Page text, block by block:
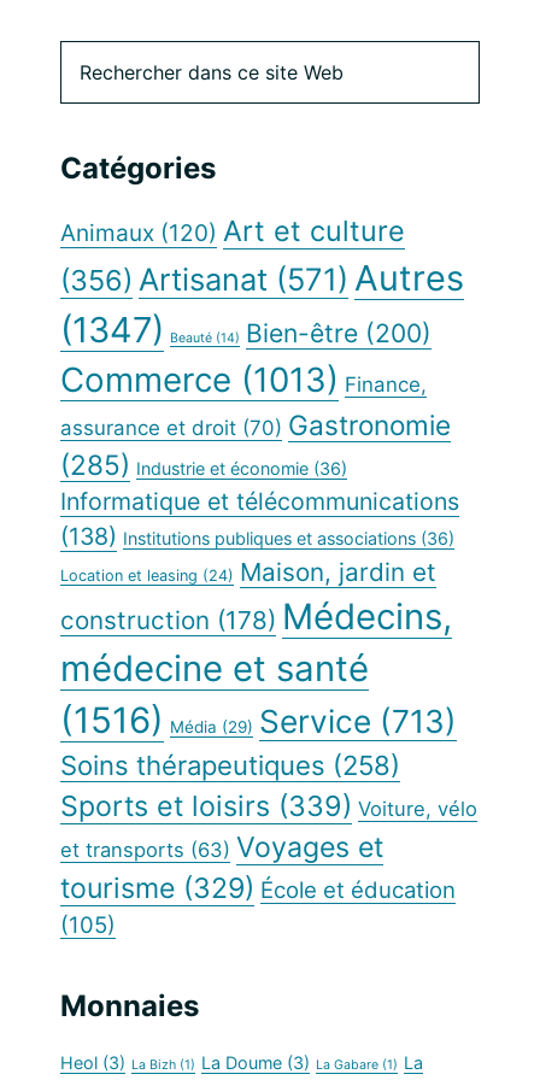
Barre
latérale
principale
dans
Web
Catégories
Animaux (120) Art et culture
(356) Artisanat (571) Autres
(1347)
Beauté (14) Bien-être (200)
Commerce (1013) Finance,
assurance et droit (70) Gastronomie
(285) Industrie et économie (36)
Informatique et télécommunications
(138) Institutions publiques et associations (36)
Location et leasing (24) Maison, jardin et
construction (178) Médecins,
médecine et santé
(1516) Média (29) Service (713)
Soins thérapeutiques (258)
Sports et loisirs (339) Voiture, vélo
et transports (63) Voyages et
tourisme (329) École et éducation
(105)
Monnaies
Heol (3) La Bizh (1) La Doume (3) La Gabare (1) La